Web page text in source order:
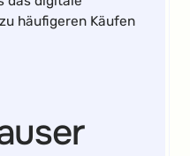
häufigeren Käufen